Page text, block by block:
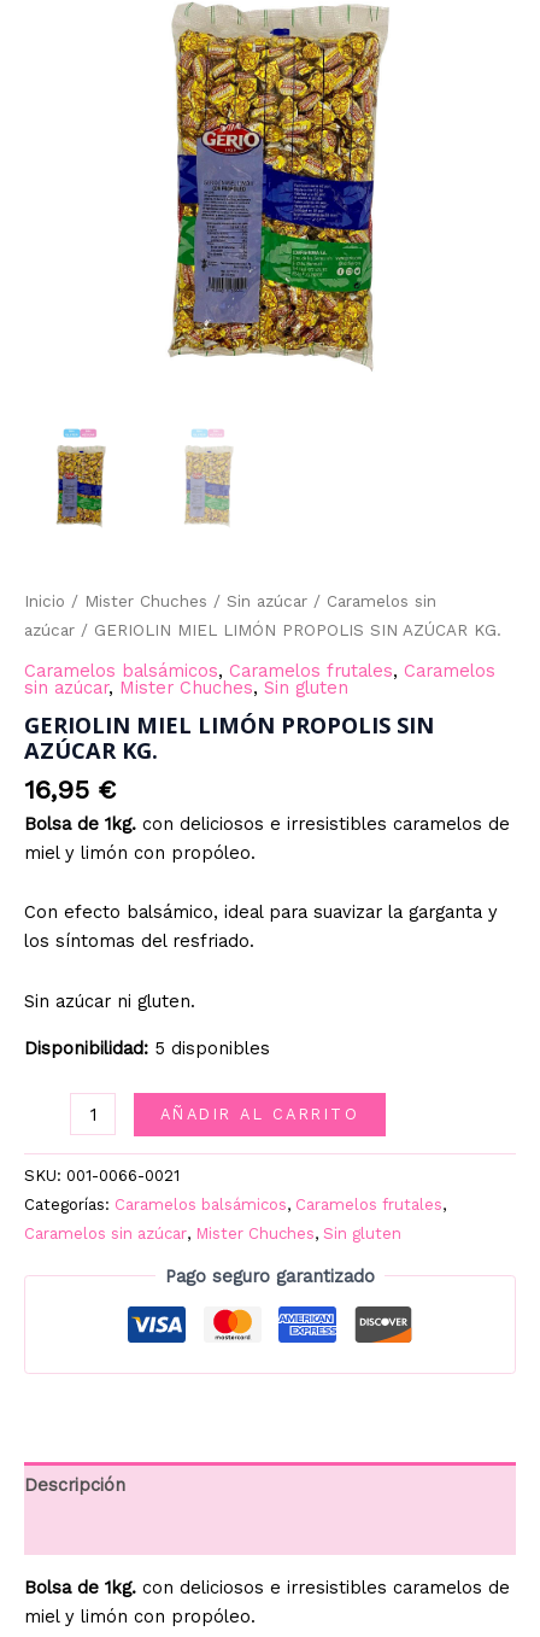
Inicio / Mister Chuches / Sin azúcar / Caramelos sin
azúcar / GERIOLIN MIEL LIMÓN PROPOLIS SIN AZÚCAR KG.
Caramelos balsámicos, Caramelos frutales, Caramelos
sin azúcar, Mister Chuches, Sin gluten
GERIOLIN MIEL LIMÓN PROPOLIS SIN
AZÚCAR KG.
16,95 €
Bolsa de 1kg. con deliciosos e irresistibles caramelos de
miel y limón con propóleo.
Con efecto balsámico, ideal para suavizar la garganta y
los síntomas del resfriado.
Sin azúcar ni gluten.
Disponibilidad: 5 disponibles
GERIOLIN
PROPOLIS
KG.
AÑADIR AL CARRITO
SKU: 001-0066-0021
Categorías: Caramelos balsámicos, Caramelos frutales,
Caramelos sin azúcar, Mister Chuches, Sin gluten
Pago seguro garantizado
Descripción
Bolsa de 1kg. con deliciosos e irresistibles caramelos de
miel y limón con propóleo.